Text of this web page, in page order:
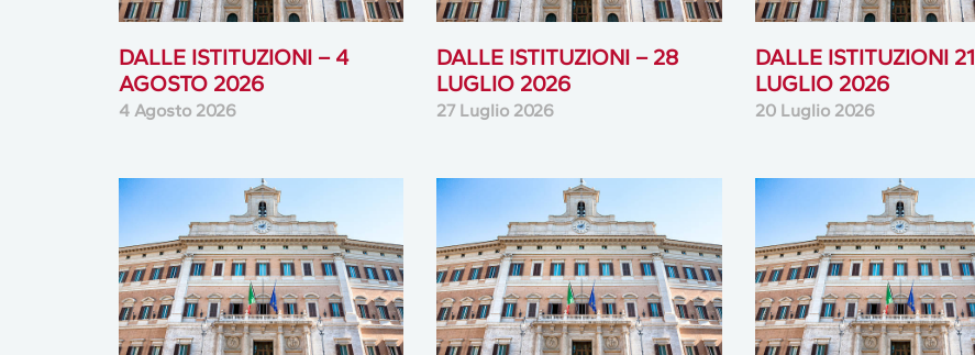
DALLE ISTITUZIONI – 4
AGOSTO 2026
4 Agosto 2026
DALLE ISTITUZIONI – 28
LUGLIO 2026
27 Luglio 2026
DALLE ISTITUZIONI 21
LUGLIO 2026
20 Luglio 2026